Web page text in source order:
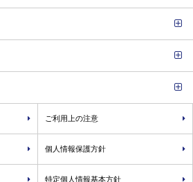
ご利用上の注意
個人情報保護方針
特定個人情報基本方針